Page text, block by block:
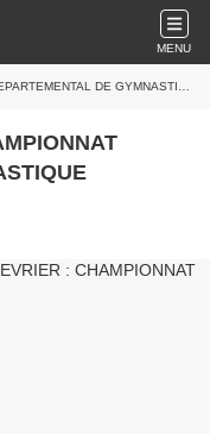
MENU
DE GYMNASTIQUE